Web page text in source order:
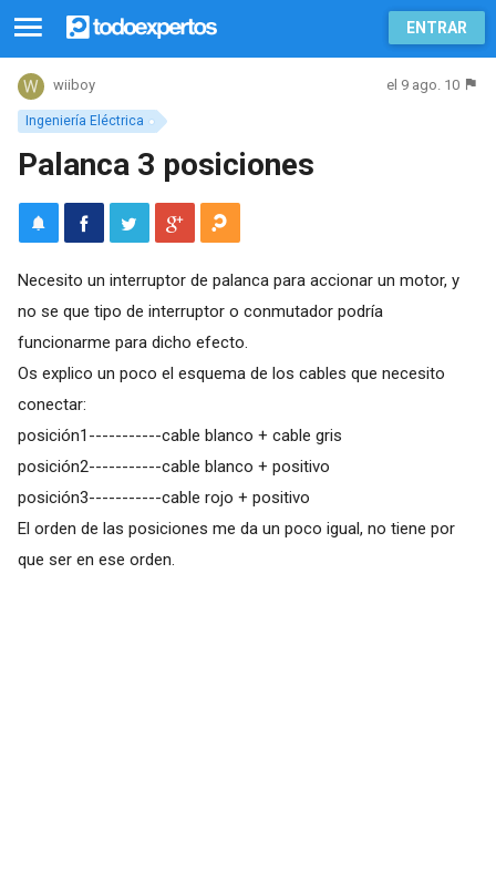
ENTRAR
Ingeniería Eléctrica
wiiboy el 9 ago. 10
Palanca 3 posiciones
Necesito un interruptor de palanca para accionar un motor, y
no se que tipo de interruptor o conmutador podría
funcionarme para dicho efecto.
Os explico un poco el esquema de los cables que necesito
conectar:
posición1-----------cable blanco + cable gris
posición2-----------cable blanco + positivo
posición3-----------cable rojo + positivo
El orden de las posiciones me da un poco igual, no tiene por
que ser en ese orden.